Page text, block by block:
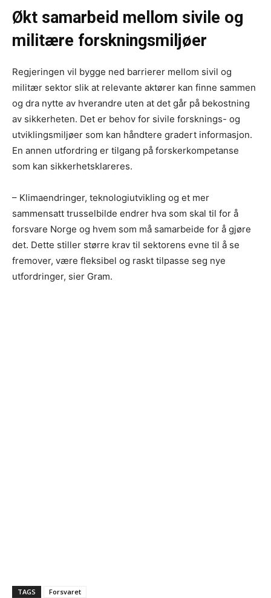
Økt samarbeid mellom sivile og
militære forskningsmiljøer
Regjeringen vil bygge ned barrierer mellom sivil og
militær sektor slik at relevante aktører kan finne sammen
og dra nytte av hverandre uten at det går på bekostning
av sikkerheten. Det er behov for sivile forsknings- og
utviklingsmiljøer som kan håndtere gradert informasjon.
En annen utfordring er tilgang på forskerkompetanse
som kan sikkerhetsklareres.
– Klimaendringer, teknologiutvikling og et mer
sammensatt trusselbilde endrer hva som skal til for å
forsvare Norge og hvem som må samarbeide for å gjøre
det. Dette stiller større krav til sektorens evne til å se
fremover, være fleksibel og raskt tilpasse seg nye
utfordringer, sier Gram.
TAGS Forsvaret